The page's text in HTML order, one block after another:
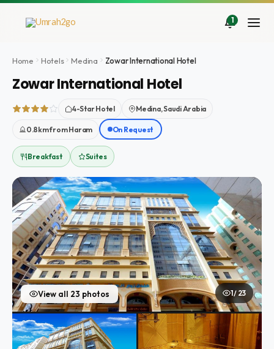
Ir
1
Home Hotels Medina Zowar International Hotel
Zowar International Hotel
4-Star Hotel Medina, Saudi Arabia
0.8km from Haram On Request
Breakfast Suites
View all 23 photos 1 / 23